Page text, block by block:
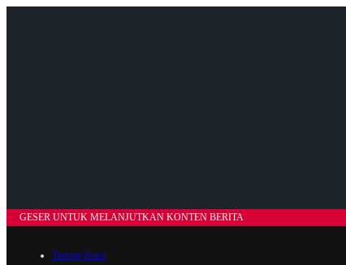
GESER UNTUK MELANJUTKAN KONTEN BERITA
Tentang Kami